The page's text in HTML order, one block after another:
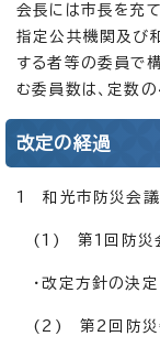
会長には市長を充て
指定公共機関及び
する者等の委員で
む委員数は、定数
改定の経過
1 和光市防災会議
(1) 第1回防災会
・改定方針の決定
(2) 第2回防災会